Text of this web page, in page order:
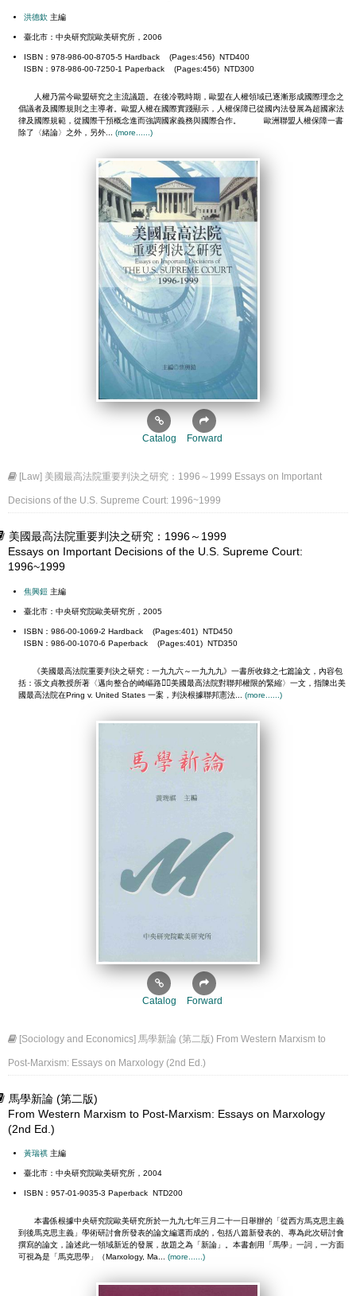
洪德欽 主編
臺北市：中央研究院歐美研究所，2006
ISBN：978-986-00-8705-5 Hardback (Pages:456) NTD400
ISBN：978-986-00-7250-1 Paperback (Pages:456) NTD300
人權乃當今歐盟研究之主流議題。在後冷戰時期，歐盟在人權領域已逐漸形成國際理念之
倡議者及國際規則之主導者。歐盟人權在國際實踐顯示，人權保障已從國內法發展為超國家法
律及國際規範，從國際干預概念進而強調國家義務與國際合作。 歐洲聯盟人權保障一書
除了〈緒論〉之外，另外... (more......)
Catalog Forward
[Law] 美國最高法院重要判決之研究：1996～1999 Essays on Important
Decisions of the U.S. Supreme Court: 1996~1999
美國最高法院重要判決之研究：1996～1999
Essays on Important Decisions of the U.S. Supreme Court:
1996~1999
焦興鎧 主編
臺北市：中央研究院歐美研究所，2005
ISBN：986-00-1069-2 Hardback (Pages:401) NTD450
ISBN：986-00-1070-6 Paperback (Pages:401) NTD350
《美國最高法院重要判決之研究：一九九六～一九九九》一書所收錄之七篇論文，內容包
括：張文貞教授所著〈邁向整合的崎嶇路美國最高法院對聯邦權限的緊縮〉一文，指陳出美
國最高法院在Pring v. United States 一案，判決根據聯邦憲法... (more......)
Catalog Forward
[Sociology and Economics] 馬學新論 (第二版) From Western Marxism to
Post-Marxism: Essays on Marxology (2nd Ed.)
馬學新論 (第二版)
From Western Marxism to Post-Marxism: Essays on Marxology
(2nd Ed.)
黃瑞祺 主編
臺北市：中央研究院歐美研究所，2004
ISBN：957-01-9035-3 Paperback NTD200
本書係根據中央研究院歐美研究所於一九九七年三月二十一日舉辦的「從西方馬克思主義
到後馬克思主義」學術研討會所發表的論文編選而成的，包括八篇新發表的、專為此次研討會
撰寫的論文，論述此一領域新近的發展，故題之為「新論」。本書創用「馬學」一詞，一方面
可視為是「馬克思學」（Marxology, Ma... (more......)